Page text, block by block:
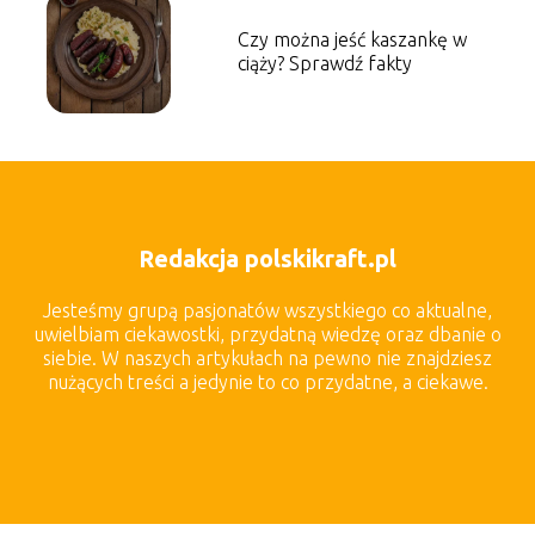
Czy można jeść kaszankę w
ciąży? Sprawdź fakty
Redakcja polskikraft.pl
Jesteśmy grupą pasjonatów wszystkiego co aktualne,
uwielbiam ciekawostki, przydatną wiedzę oraz dbanie o
siebie. W naszych artykułach na pewno nie znajdziesz
nużących treści a jedynie to co przydatne, a ciekawe.